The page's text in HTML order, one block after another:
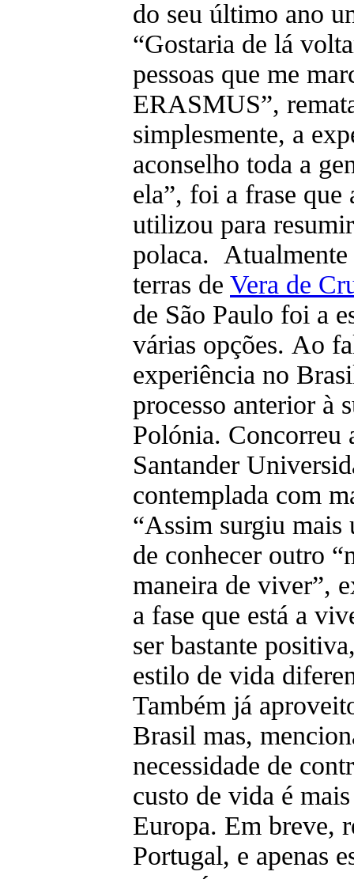
do seu último ano
“Gostaria de lá
pessoas que me
ERASMUS”,
simplesmente, a
aconselho toda a
ela”, foi a frase que
utilizou para
polaca. Atualmente
terras de Vera de
de São Paulo foi a
várias opções. Ao
experiência no
processo anterior à
Polónia. Concorreu
Santander
contemplada com
“Assim surgiu mais
de conhecer outro
maneira de viver”,
a fase que está a
ser bastante
estilo de vida
Também já
Brasil mas,
necessidade de
custo de vida é
Europa. Em breve,
Portugal, e apenas